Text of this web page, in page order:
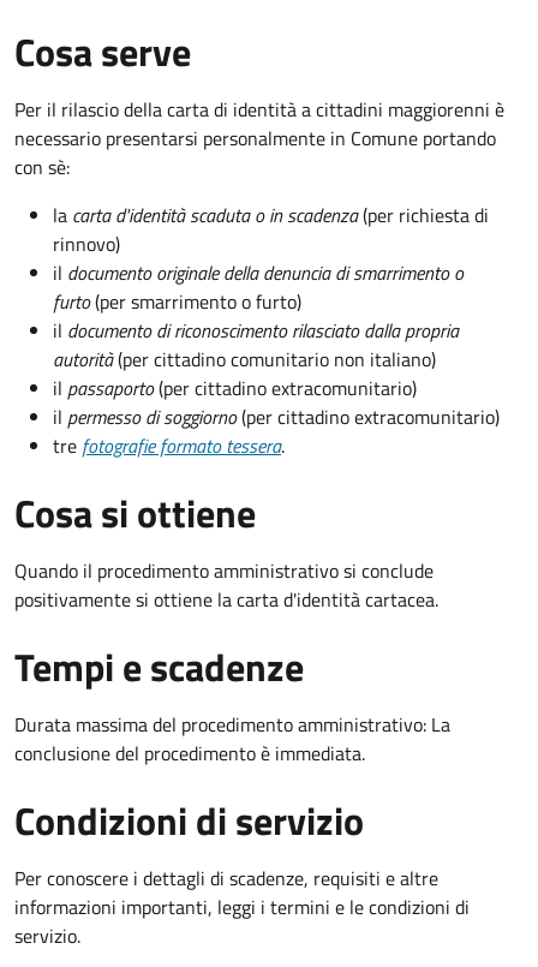
Cosa serve
Per il rilascio della carta di identità a cittadini maggiorenni è
necessario presentarsi personalmente in Comune portando
con sè:
la carta d'identità scaduta o in scadenza(per richiesta di
rinnovo)
il documento originale della denuncia di smarrimento o
furto(per smarrimento o furto)
il documento di riconoscimento rilasciato dalla propria
autorità(per cittadino comunitario non italiano)
il passaporto(per cittadino extracomunitario)
il permesso di soggiorno(per cittadino extracomunitario)
tre fotografie formato tessera.
Cosa si ottiene
Quando il procedimento amministrativo si conclude
positivamente si ottiene la carta d'identità cartacea.
Tempi e scadenze
Durata massima del procedimento amministrativo: La
conclusione del procedimento è immediata.
Condizioni di servizio
Per conoscere i dettagli di scadenze, requisiti e altre
informazioni importanti, leggi i termini e le condizioni di
servizio.